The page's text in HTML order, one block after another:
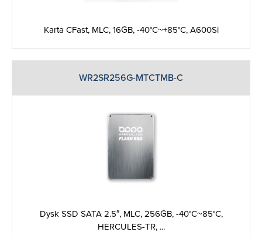
Karta CFast, MLC, 16GB, -40°C~+85°C, A600Si
WR2SR256G-MTCTMB-C
Dysk SSD SATA 2.5″, MLC, 256GB, -40°C~85°C,
HERCULES-TR, ...